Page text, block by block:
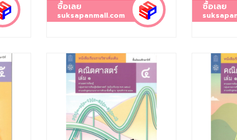
ซื้อเลย
suksapanmall.com
ซื้อเลย